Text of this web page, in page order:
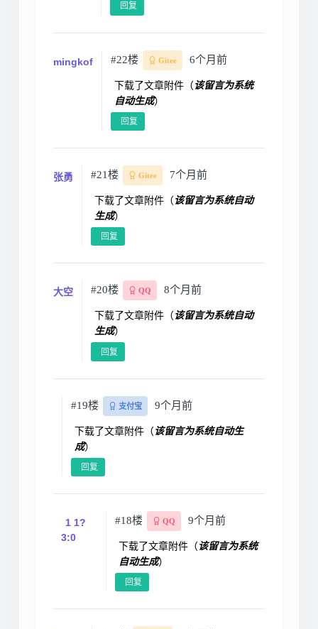
回复
mingkof #22楼 Gitee 6个月前
下载了文章附件（该留言为系统
自动生成）
回复
张勇 #21楼 Gitee 7个月前
下载了文章附件（该留言为系统自动
生成）
回复
大空 #20楼 QQ 8个月前
下载了文章附件（该留言为系统自动
生成）
回复
#19楼 支付宝 9个月前
下载了文章附件（该留言为系统自动生
成）
回复
1 1?
3:0
#18楼 QQ 9个月前
下载了文章附件（该留言为系统
自动生成）
回复